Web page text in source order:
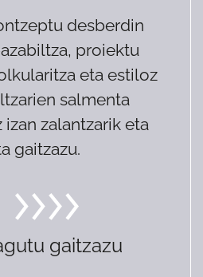
desberdin
proiektu
eta estiloz
salmenta
izan zalantzarik eta
gaitzazu.
gaitzazu